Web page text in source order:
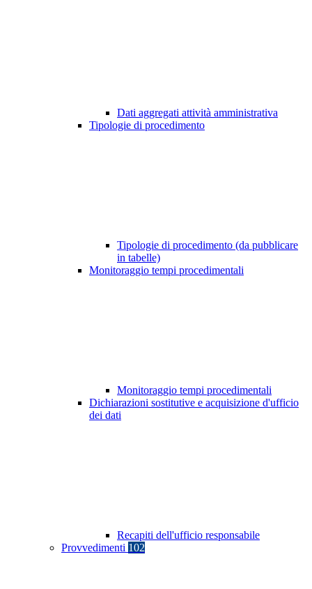
Dati aggregati attività amministrativa
Tipologie di procedimento
Tipologie di procedimento (da pubblicare
in tabelle)
Monitoraggio tempi procedimentali
Monitoraggio tempi procedimentali
Dichiarazioni sostitutive e acquisizione d'ufficio
dei dati
Recapiti dell'ufficio responsabile
Provvedimenti 102